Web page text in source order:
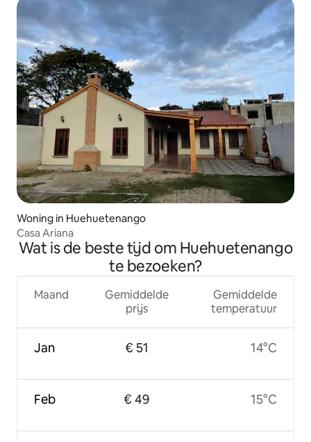
Woning in Huehuetenango
Casa Ariana
Wat is de beste tijd om Huehuetenango
te bezoeken?
Maand
Jan
Feb
Gemiddelde
prijs
€ 51
€ 49
Gemiddelde
temperatuur
14°C
15°C